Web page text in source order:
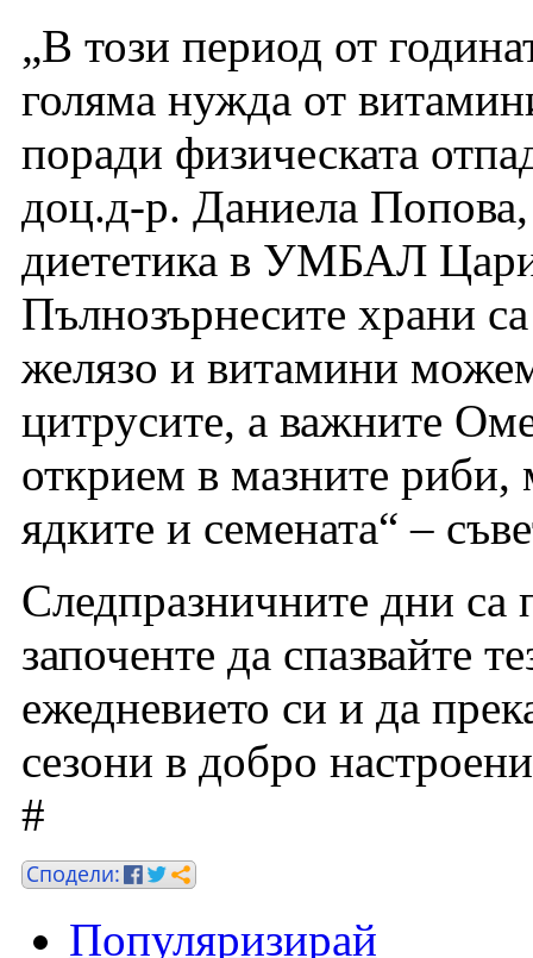
„В този период от
голяма нужда от
поради физическата
доц.д-р. Даниела
диететика в УМБАЛ
Пълнозърнесите храни
желязо и витамини
цитрусите, а важните
открием в мазните риби,
ядките и семената“ –
Следпразничните дни са
започенте да спазвайте
ежедневието си и да
сезони в добро
#
Популяризирай